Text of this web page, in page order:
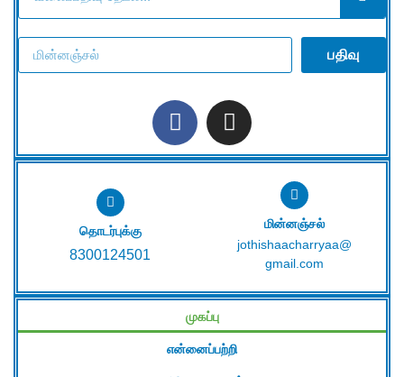
முகப்பு
என்னைப்பற்றி
தொடர்புக்கு
8300124501
மின்னஞ்சல்
jothishaacharryaa@
gmail.com
பதிவு